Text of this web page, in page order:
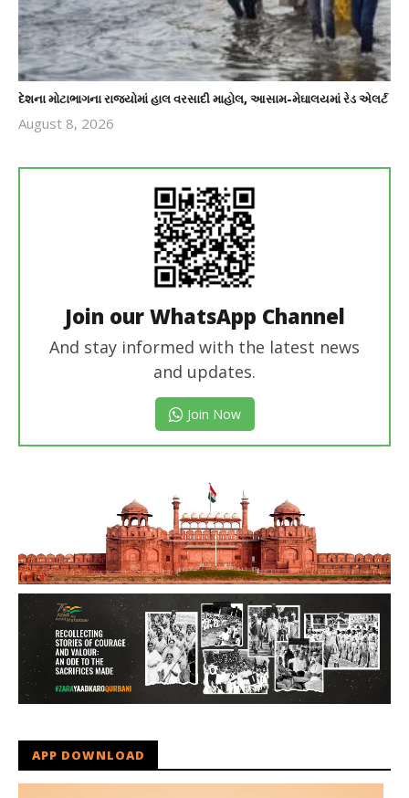
દેશના મોટાભાગના રાજ્યોમાં હાલ વરસાદી માહોલ, આસામ-મેઘાલયમાં રેડ એલર્ટ
August 8, 2026
Join our WhatsApp Channel
And stay informed with the latest news
and updates.
Join Now
APP DOWNLOAD